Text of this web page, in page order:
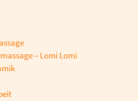
– Lomi Lomi